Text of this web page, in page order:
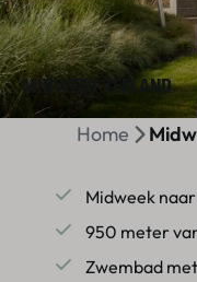
MIDWEEK ZEELAND
Home
Midweek
950 meter
Zwembad